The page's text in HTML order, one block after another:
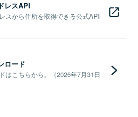
レスAPI
スから住所を取得できる公式API
ロード
はこちらから。（2026年7月31日